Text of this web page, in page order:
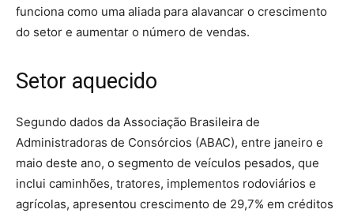
funciona como uma aliada para alavancar o crescimento
do setor e aumentar o número de vendas.
Setor aquecido
Segundo dados da Associação Brasileira de
Administradoras de Consórcios (ABAC), entre janeiro e
maio deste ano, o segmento de veículos pesados, que
inclui caminhões, tratores, implementos rodoviários e
agrícolas, apresentou crescimento de 29,7% em créditos